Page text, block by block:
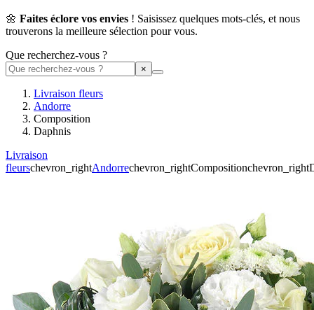
🌼 Faites éclore vos envies ! Saisissez quelques mots-clés, et nous
trouverons la meilleure sélection pour vous.
Que recherchez-vous ?
Livraison fleurs
Andorre
Composition
Daphnis
Livraison
fleurschevron_rightAndorrechevron_rightCompositionchevron_right